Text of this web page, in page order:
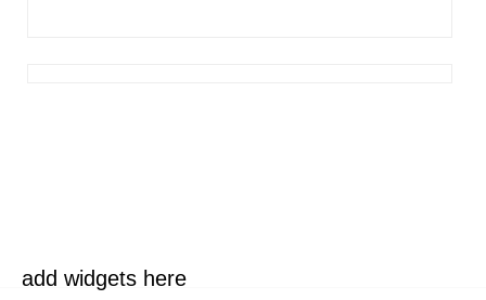
add widgets here